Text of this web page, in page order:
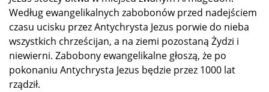
Według ewangelikalnych zabobonów przed nadejściem
czasu ucisku przez Antychrysta Jezus porwie do nieba
wszystkich chrześcijan, a na ziemi pozostaną Żydzi i
niewierni. Zabobony ewangelikalne głoszą, że po
pokonaniu Antychrysta Jezus będzie przez 1000 lat
rządził.